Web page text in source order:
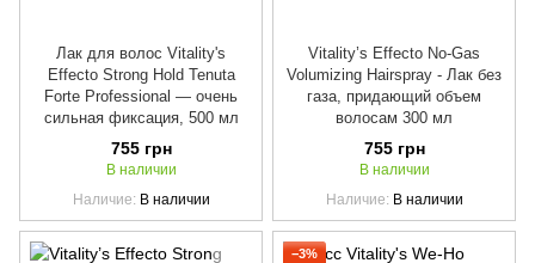
Лак для волос Vitality's
Effecto Strong Hold Tenuta
Forte Professional — очень
сильная фиксация, 500 мл
755 грн
В наличии
Наличие
В наличии
Vitality’s Effecto No-Gas
Volumizing Hairspray - Лак без
газа, придающий объем
волосам 300 мл
755 грн
В наличии
Наличие
В наличии
−3%